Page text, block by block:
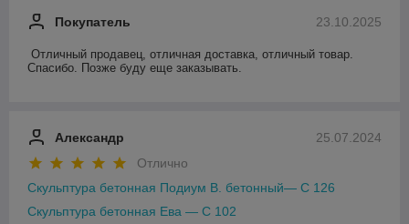
23.10.2025
Покупатель
Отличный продавец, отличная доставка, отличный товар.
Спасибо. Позже буду еще заказывать.
25.07.2024
Александр
Отлично
Скульптура бетонная Подиум В. бетонный— С 126
Скульптура бетонная Ева — С 102